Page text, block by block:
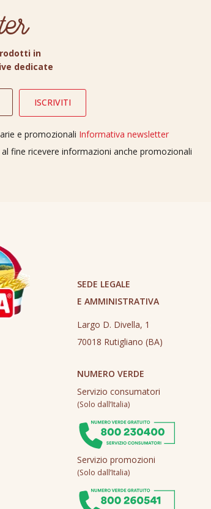
in
dedicate
e promozionali Informativa newsletter
fine ricevere informazioni anche promozionali
SEDE LEGALE
E AMMINISTRATIVA
Largo D. Divella, 1
70018 Rutigliano (BA)
NUMERO VERDE
Servizio consumatori
(Solo dall’Italia)
Servizio promozioni
(Solo dall’Italia)